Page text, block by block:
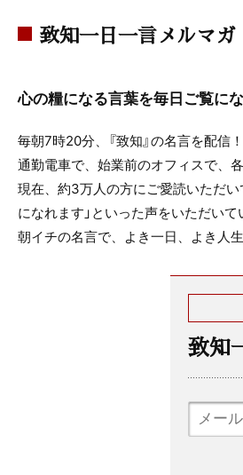
致知一日一言メルマガ
心の糧になる言葉を毎日ご覧に
毎朝7時20分、『致知』の名言を配信！
通勤電車で、始業前のオフィスで、
現在、約3万人の方にご愛読いただい
になれます」といった声をいただいて
朝イチの名言で、よき一日、よき人
致知